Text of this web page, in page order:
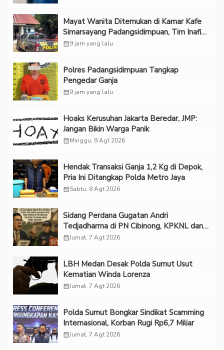
Mayat Wanita Ditemukan di Kamar Kafe
Simarsayang Padangsidimpuan, Tim Inafis
Diterjunkan
calendar_month9 jam yang lalu
Polres Padangsidimpuan Tangkap
Pengedar Ganja
calendar_month9 jam yang lalu
Hoaks Kerusuhan Jakarta Beredar, JMP:
Jangan Bikin Warga Panik
calendar_monthMinggu, 9 Agt 2026
Hendak Transaksi Ganja 1,2 Kg di Depok,
Pria Ini Ditangkap Polda Metro Jaya
calendar_monthSabtu, 8 Agt 2026
Sidang Perdana Gugatan Andri
Tedjadharma di PN Cibinong, KPKNL dan
PUPN Mangkir
calendar_monthJumat, 7 Agt 2026
LBH Medan Desak Polda Sumut Usut
Kematian Winda Lorenza
calendar_monthJumat, 7 Agt 2026
Polda Sumut Bongkar Sindikat Scamming
Internasional, Korban Rugi Rp6,7 Miliar
calendar_monthJumat, 7 Agt 2026